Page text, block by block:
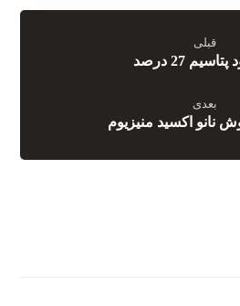
قبلی
27 درصد
بعدی
نانو اکسید منیزیوم